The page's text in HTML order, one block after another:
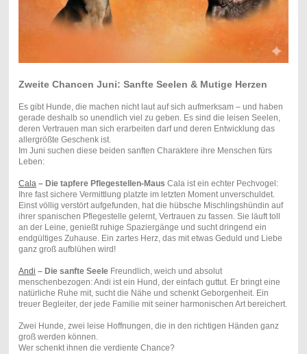
Zweite Chancen Juni: Sanfte Seelen & Mutige Herzen
Es gibt Hunde, die machen nicht laut auf sich aufmerksam – und haben
gerade deshalb so unendlich viel zu geben. Es sind die leisen Seelen,
deren Vertrauen man sich erarbeiten darf und deren Entwicklung das
allergrößte Geschenk ist.
Im Juni suchen diese beiden sanften Charaktere ihre Menschen fürs
Leben:
Cala– Die tapfere Pflegestellen-Maus Cala ist ein echter Pechvogel:
Ihre fast sichere Vermittlung platzte im letzten Moment unverschuldet.
Einst völlig verstört aufgefunden, hat die hübsche Mischlingshündin auf
ihrer spanischen Pflegestelle gelernt, Vertrauen zu fassen. Sie läuft toll
an der Leine, genießt ruhige Spaziergänge und sucht dringend ein
endgültiges Zuhause. Ein zartes Herz, das mit etwas Geduld und Liebe
ganz groß aufblühen wird!
Andi – Die sanfte SeeleFreundlich, weich und absolut
menschenbezogen: Andi ist ein Hund, der einfach guttut. Er bringt eine
natürliche Ruhe mit, sucht die Nähe und schenkt Geborgenheit. Ein
treuer Begleiter, der jede Familie mit seiner harmonischen Art bereichert.
Zwei Hunde, zwei leise Hoffnungen, die in den richtigen Händen ganz
groß werden können.
Wer schenkt ihnen die verdiente Chance?